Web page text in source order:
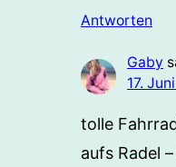
Antworten
Gaby
17.
tolle
aufs Radel